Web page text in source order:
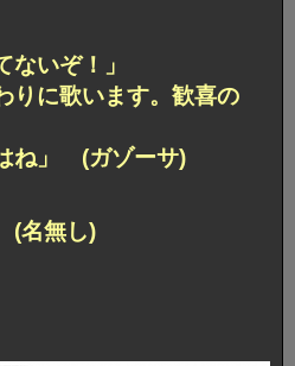
ないぞ！」
りに歌います。歓喜の
ね」 (ガゾーサ)
(名無し)